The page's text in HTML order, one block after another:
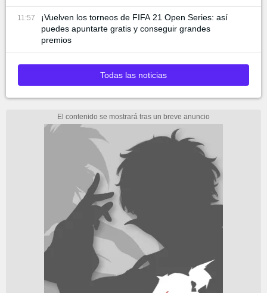
11:57
¡Vuelven los torneos de FIFA 21 Open Series: así
puedes apuntarte gratis y conseguir grandes
premios
Todas las noticias